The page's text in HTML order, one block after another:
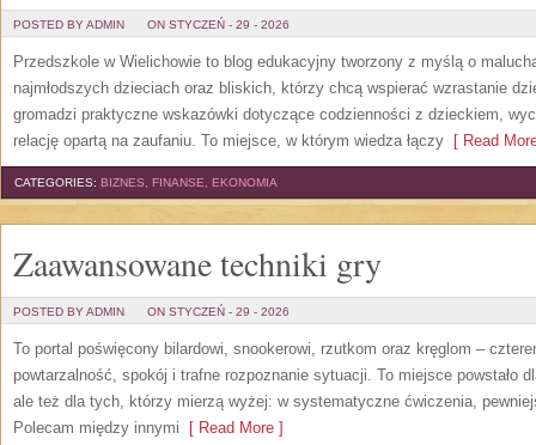
POSTED BY ADMIN ON STYCZEŃ - 29 - 2026
Przedszkole w Wielichowie to blog edukacyjny tworzony z myślą o
najmłodszych dzieciach oraz bliskich, którzy chcą wspierać wzrastanie
gromadzi praktyczne wskazówki dotyczące codzienności z dzieckiem,
relację opartą na zaufaniu. To miejsce, w którym wiedza łączy [ Read
CATEGORIES: BIZNES, FINANSE, EKONOMIA
Zaawansowane techniki gry
POSTED BY ADMIN ON STYCZEŃ - 29 - 2026
To portal poświęcony bilardowi, snookerowi, rzutkom oraz kręglom –
powtarzalność, spokój i trafne rozpoznanie sytuacji. To miejsce powstało
ale też dla tych, którzy mierzą wyżej: w systematyczne ćwiczenia,
Polecam między innymi [ Read More ]